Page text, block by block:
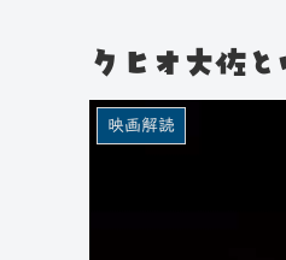
クヒオ大佐
映画解読